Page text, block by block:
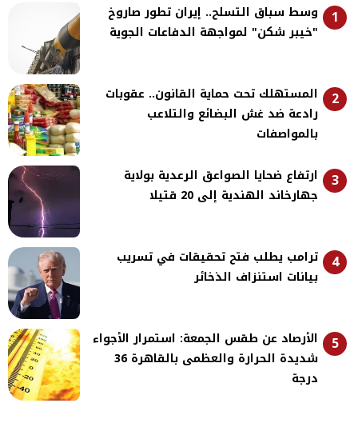
1
وسط سباق التسلح.. إيران تطور صاروخ
"خيبر شكن" لمواجهة الدفاعات الجوية
2
المستهلك تحت حماية القانون.. عقوبات
رادعة ضد غش البضائع والتلاعب
بالمواصفات
3
ارتفاع ضحايا الصواعق الرعدية بولاية
جهارخاند الهندية إلى 20 قتيلا
4
ترامب يطلب فتح تحقيقات في تسريب
بيانات استنزاف الذخائر
5
الأرصاد عن طقس الجمعة: استمرار الأجواء
شديدة الحرارة والعظمى بالقاهرة 36
درجة